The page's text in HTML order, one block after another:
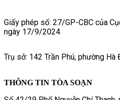
Giấy phép số: 27/GP-CBC của
ngày 17/9/2024
Trụ sở: 142 Trần Phú, phường Hà
THÔNG TIN TÒA SOẠN